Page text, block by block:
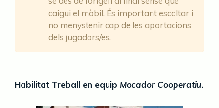
caigui el mòbil. És important escoltar i
no menystenir cap de les aportacions
dels jugadors/es.
Habilitat Treball en equip Mocador Cooperatiu.